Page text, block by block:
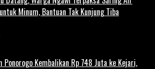
Minum, Bantuan Tak Kunjung Tiba
Ponorogo Kembalikan Rp 748 Juta ke Kejari,